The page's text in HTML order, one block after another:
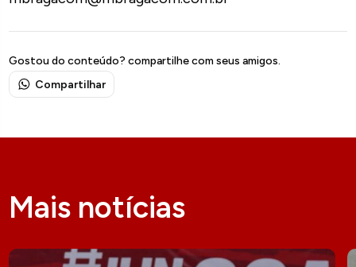
Gostou do conteúdo? compartilhe com seus amigos.
Compartilhar
Mais notícias